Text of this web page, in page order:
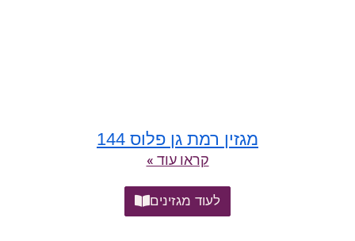
מגזין רמת גן פלוס 144
קראו עוד »
לעוד מגזינים